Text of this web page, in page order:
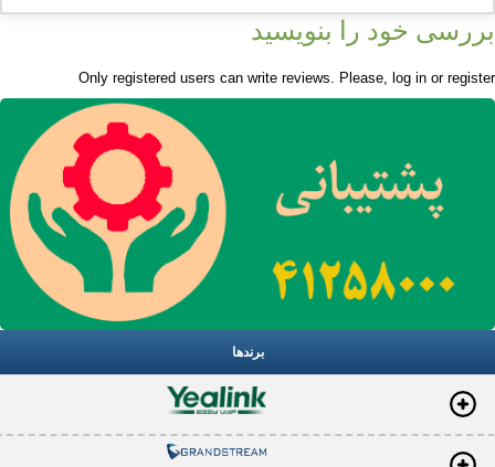
بررسی خود را بنویسید
Only registered users can write reviews. Please, log in or register
برندها